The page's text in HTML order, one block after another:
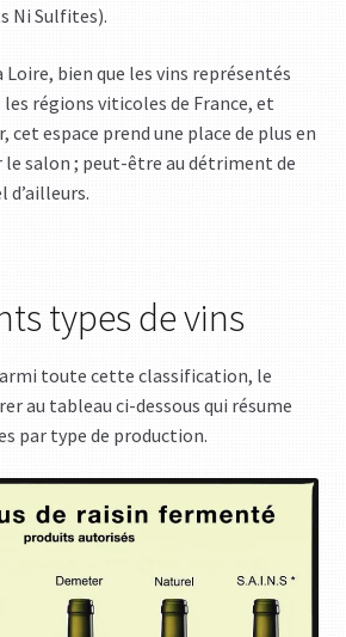
Ni Sulfites).
Loire, bien que les vins représentés
régions viticoles de France, et
cet espace prend une place de plus en
salon ; peut-être au détriment de
d’ailleurs.
types de vins
toute cette classification, le
au tableau ci-dessous qui résume
par type de production.